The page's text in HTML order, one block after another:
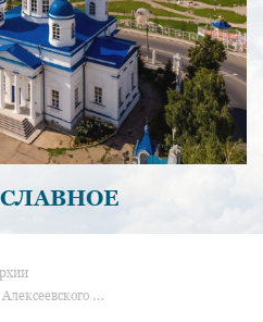
Воспитанники воскресных школ Алексеевского благочиния совершили поход выходного дня